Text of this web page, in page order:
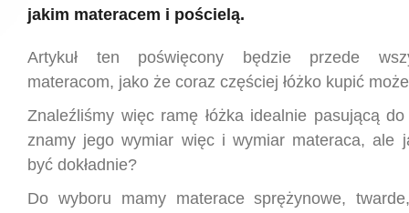
jakim materacem i pościelą.
Artykuł ten poświęcony będzie przede
materacom, jako że coraz częściej łóżko kupić
Znaleźliśmy więc ramę łóżka idealnie pasującą
znamy jego wymiar więc i wymiar materaca, ale
być dokładnie?
Do wyboru mamy materace sprężynowe,